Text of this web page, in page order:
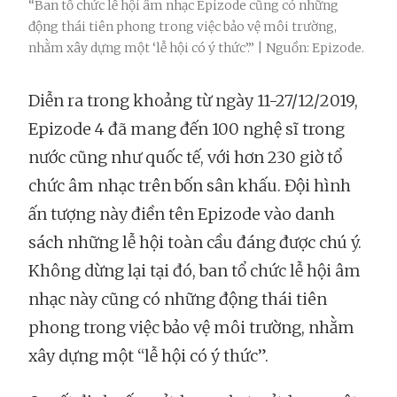
“Ban tổ chức lễ hội âm nhạc Epizode cũng có những
động thái tiên phong trong việc bảo vệ môi trường,
nhằm xây dựng một ‘lễ hội có ý thức’.” | Nguồn: Epizode.
Diễn ra trong khoảng từ ngày 11-27/12/2019,
Epizode 4 đã mang đến 100 nghệ sĩ trong
nước cũng như quốc tế, với hơn 230 giờ tổ
chức âm nhạc trên bốn sân khấu. Đội hình
ấn tượng này điền tên Epizode vào danh
sách những lễ hội toàn cầu đáng được chú ý.
Không dừng lại tại đó, ban tổ chức lễ hội âm
nhạc này cũng có những động thái tiên
phong trong việc bảo vệ môi trường, nhằm
xây dựng một “lễ hội có ý thức”.